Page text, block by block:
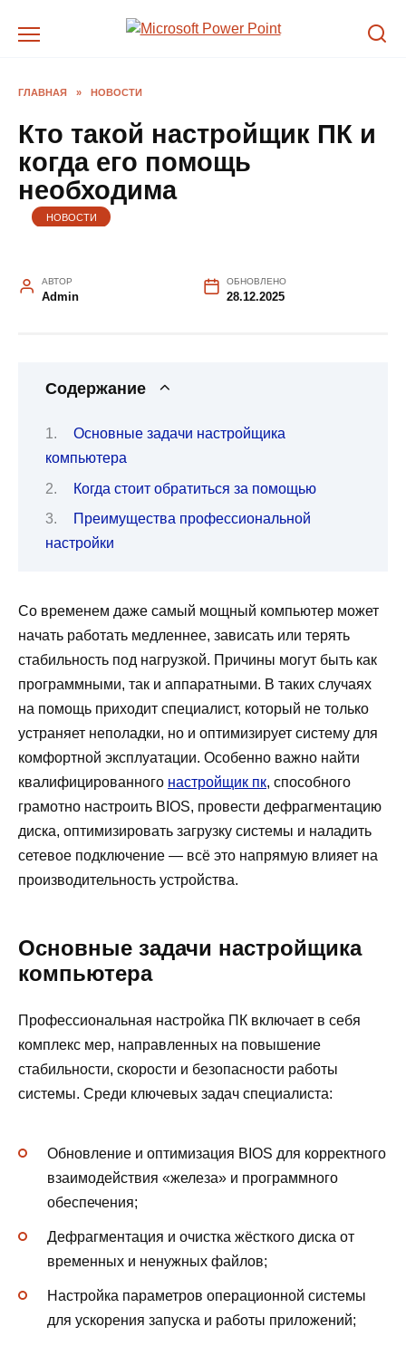
ГЛАВНАЯ » НОВОСТИ
Кто такой настройщик ПК и
когда его помощь
необходима
НОВОСТИ
АВТОР
Admin
ОБНОВЛЕНО
28.12.2025
Содержание
Основные задачи настройщика
компьютера
Когда стоит обратиться за помощью
Преимущества профессиональной
настройки
Со временем даже самый мощный компьютер может
начать работать медленнее, зависать или терять
стабильность под нагрузкой. Причины могут быть как
программными, так и аппаратными. В таких случаях
на помощь приходит специалист, который не только
устраняет неполадки, но и оптимизирует систему для
комфортной эксплуатации. Особенно важно найти
квалифицированного настройщик пк, способного
грамотно настроить BIOS, провести дефрагментацию
диска, оптимизировать загрузку системы и наладить
сетевое подключение — всё это напрямую влияет на
производительность устройства.
Основные задачи настройщика
компьютера
Профессиональная настройка ПК включает в себя
комплекс мер, направленных на повышение
стабильности, скорости и безопасности работы
системы. Среди ключевых задач специалиста:
Обновление и оптимизация BIOS для корректного
взаимодействия «железа» и программного
обеспечения;
Дефрагментация и очистка жёсткого диска от
временных и ненужных файлов;
Настройка параметров операционной системы
для ускорения запуска и работы приложений;